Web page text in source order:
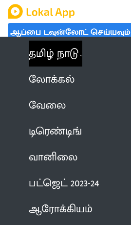
ஆப்பை டவுன்லோட் செய்யவும்
தமிழ் நாடு
லோக்கல்
வேலை
டிரெண்டிங்
வானிலை
பட்ஜெட் 2023-24
ஆரோக்கியம்